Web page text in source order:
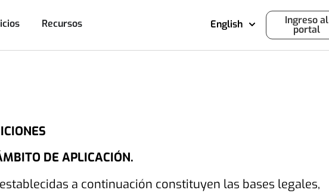
Recursos English Ingreso al
portal
DE APLICACIÓN.
a continuación constituyen las bases legales,